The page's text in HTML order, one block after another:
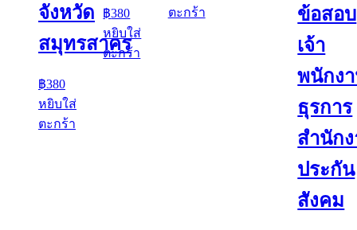
จังหวัด
สมุทรสาคร
฿380
หยิบใส่
ตะกร้า
฿380
หยิบใส่
ตะกร้า
ตะกร้า
ข้อสอบ
เจ้า
พนักง
ธุรการ
สำนัก
ประกัน
สังคม